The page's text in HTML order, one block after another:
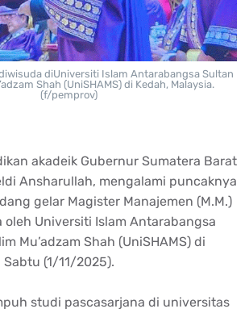
diUniversiti Islam Antarabangsa Sultan
Shah (UniSHAMS) di Kedah, Malaysia.
(f/pemprov)
akadeik Gubernur Sumatera Barat
Ansharullah, mengalami puncaknya
gelar Magister Manajemen (M.M.)
Universiti Islam Antarabangsa
Mu’adzam Shah (UniSHAMS) di
Sabtu (1/11/2025).
studi pascasarjana di universitas